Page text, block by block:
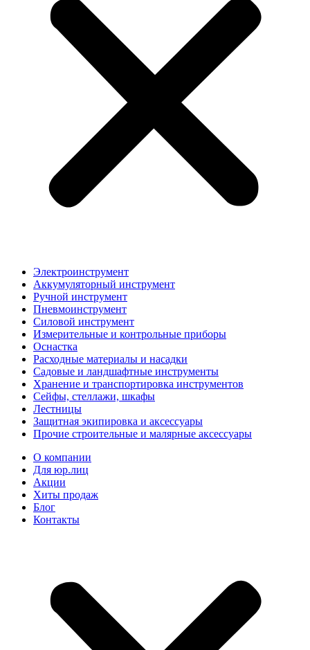
Электроинструмент
Аккумуляторный инструмент
Ручной инструмент
Пневмоинструмент
Силовой инструмент
Измерительные и контрольные приборы
Оснастка
Расходные материалы и насадки
Садовые и ландшафтные инструменты
Хранение и транспортировка инструментов
Сейфы, стеллажи, шкафы
Лестницы
Защитная экипировка и аксессуары
Прочие строительные и малярные аксессуары
О компании
Для юр.лиц
Акции
Хиты продаж
Блог
Контакты